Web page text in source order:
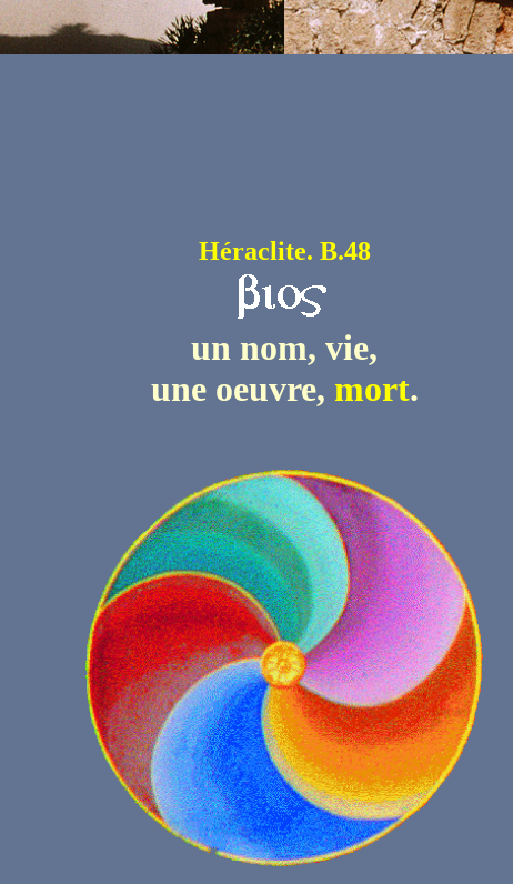
Héraclite. B.48
un nom, vie,
une oeuvre, mort.